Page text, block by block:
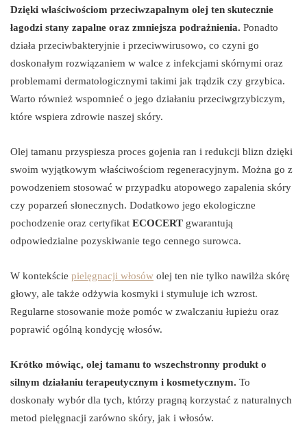
Dzięki właściwościom przeciwzapalnym olej ten skutecznie
łagodzi stany zapalne oraz zmniejsza podrażnienia. Ponadto
działa przeciwbakteryjnie i przeciwwirusowo, co czyni go
doskonałym rozwiązaniem w walce z infekcjami skórnymi oraz
problemami dermatologicznymi takimi jak trądzik czy grzybica.
Warto również wspomnieć o jego działaniu przeciwgrzybiczym,
które wspiera zdrowie naszej skóry.
Olej tamanu przyspiesza proces gojenia ran i redukcji blizn dzięki
swoim wyjątkowym właściwościom regeneracyjnym. Można go z
powodzeniem stosować w przypadku atopowego zapalenia skóry
czy poparzeń słonecznych. Dodatkowo jego ekologiczne
pochodzenie oraz certyfikat ECOCERT gwarantują
odpowiedzialne pozyskiwanie tego cennego surowca.
W kontekście pielęgnacji włosów olej ten nie tylko nawilża skórę
głowy, ale także odżywia kosmyki i stymuluje ich wzrost.
Regularne stosowanie może pomóc w zwalczaniu łupieżu oraz
poprawić ogólną kondycję włosów.
Krótko mówiąc, olej tamanu to wszechstronny produkt o
silnym działaniu terapeutycznym i kosmetycznym. To
doskonały wybór dla tych, którzy pragną korzystać z naturalnych
metod pielęgnacji zarówno skóry, jak i włosów.